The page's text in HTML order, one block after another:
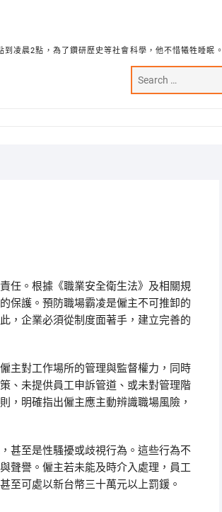
凌晨2點，為了鑽研歷史等社會科學，他不惜犧牲睡眠。
任。根據《職業安全衛生法》及相關規
保護。預防職場霸凌是僱主不可推卸的
，企業必須從制度面著手，建立完善的
主對工作場所的管理與監督權力，同時
、未提供員工申訴管道、或未對管理階
，明確指出僱主應主動辨識職場風險，
甚至是性騷擾或歧視行為。這些行為不
聲譽。僱主若未能及時介入處理，員工
至可處以新台幣三十萬元以上罰鍰。